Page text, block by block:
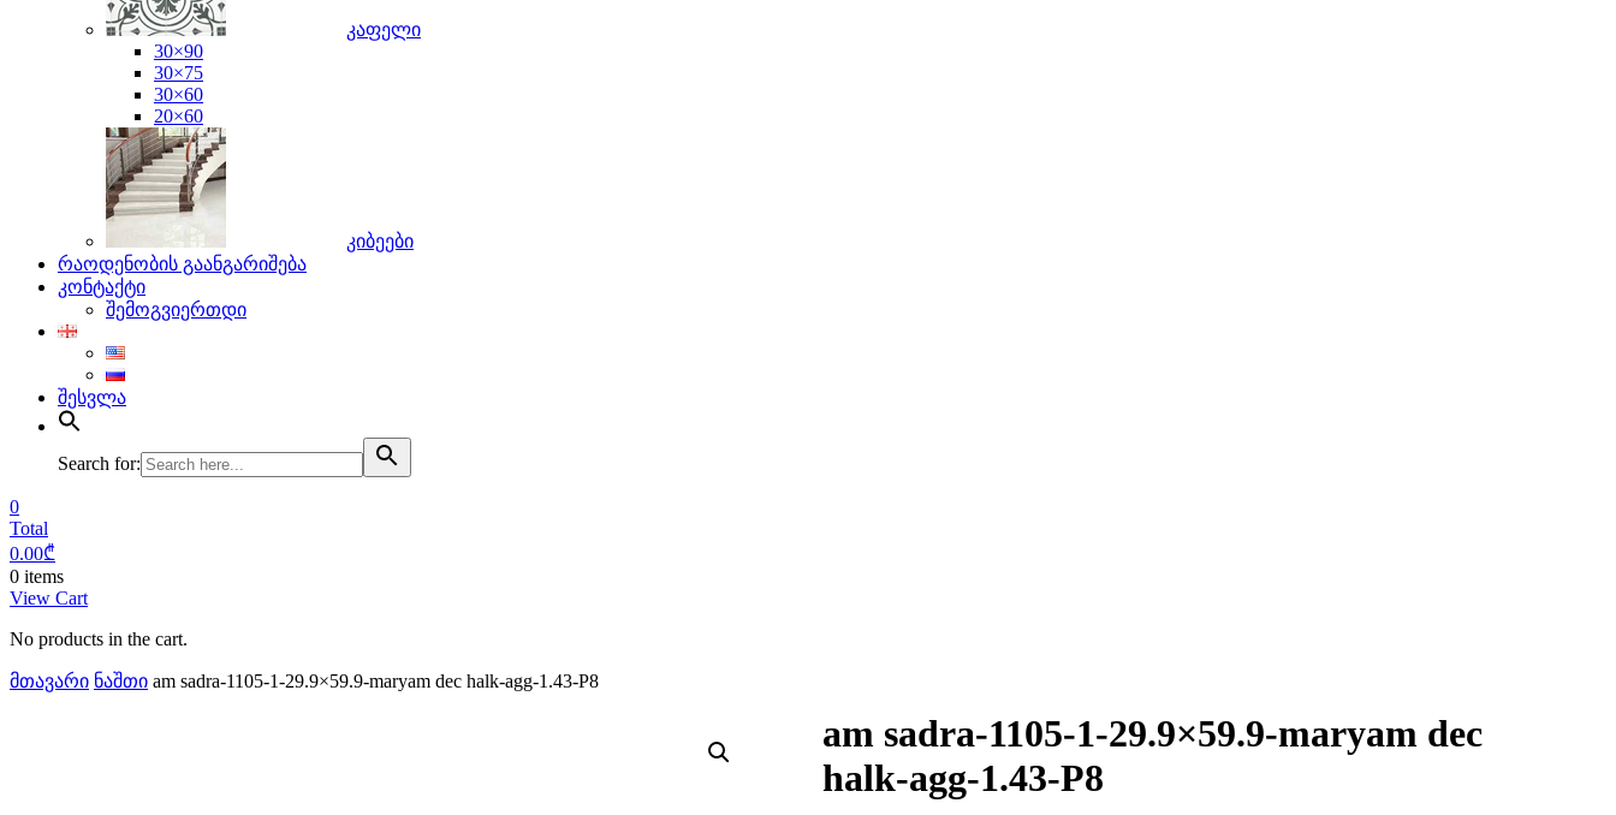
კაფელი
30×90
30×75
30×60
20×60
კიბეები
რაოდენობის გაანგარიშება
კონტაქტი
შემოგვიერთდი
შესვლა
Search for:
0
Total
0.00₾
0 items
View Cart
No products in the cart.
მთავარი ნაშთი am sadra-1105-1-29.9×59.9-maryam dec halk-agg-1.43-P8
am sadra-1105-1-29.9×59.9-maryam dec
halk-agg-1.43-P8